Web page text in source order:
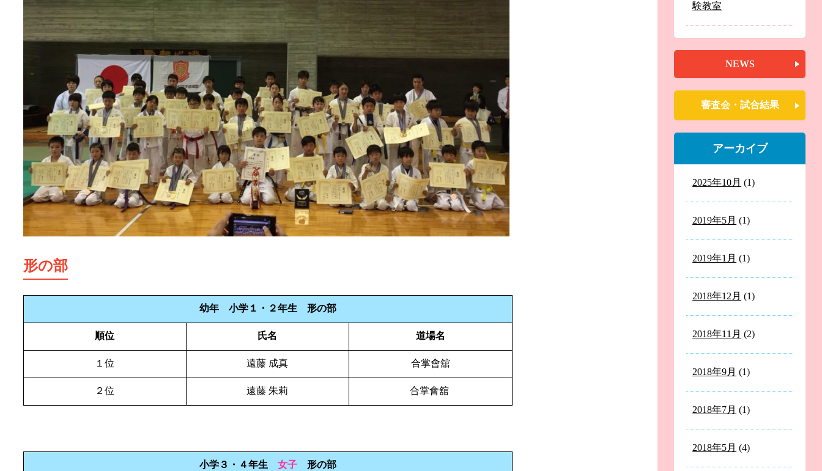
形の部
幼年 小学１・２年生 形の部
順位 氏名 道場名
１位 遠藤 成真 合掌會舘
２位 遠藤 朱莉 合掌會舘
小学３・４年生 女子形の部
験教室
NEWS
審査会・試合結果
アーカイブ
2025年10月 (1)
2019年5月 (1)
2019年1月 (1)
2018年12月 (1)
2018年11月 (2)
2018年9月 (1)
2018年7月 (1)
2018年5月 (4)